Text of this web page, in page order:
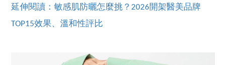
延伸閱讀：敏感肌防曬怎麼挑？2026開架醫美品牌
TOP15效果、溫和性評比